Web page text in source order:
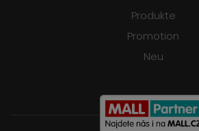
Produkte
Promotion
Neu